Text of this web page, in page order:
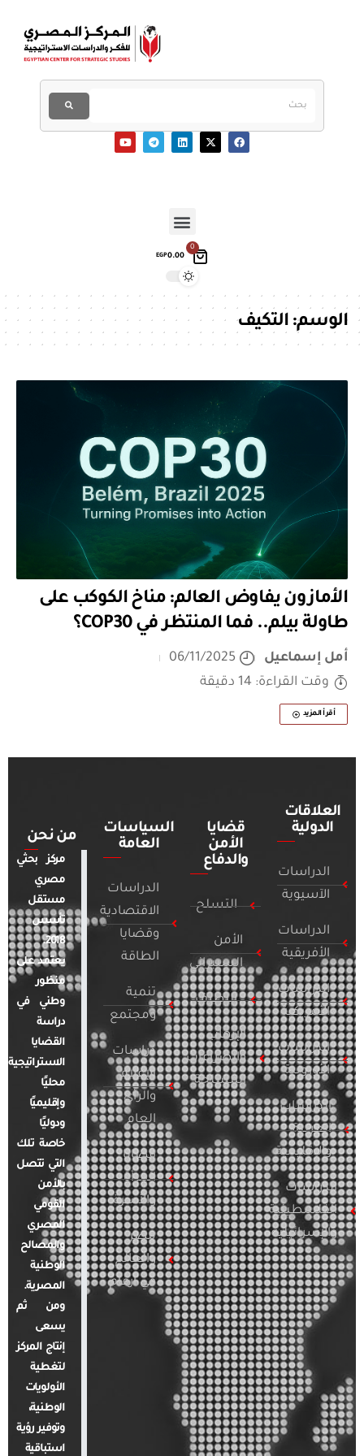
0
EGP0.00
الوسم:التكيف
الأمازون يفاوض العالم: مناخ الكوكب على
طاولة بيلم.. فما المنتظر في COP30؟
أمل إسماعيل
06/11/2025
وقت القراءة: 14 دقيقة
أقرأ المزيد
العلاقات
الدولية
الدراسات
الآسيوية
الدراسات
الأفريقية
الدراسات
الأمريكية
الدراسات
الأوروبية
الدراسات
العربية
والإقليمية
الدراسات
الفلسطينية
والإسرائيلية
قضايا
الأمن
والدفاع
التسلح
الأمن
السيبراني
التطرف
الإرهاب
والصراعات
المسلحة
السياسات
العامة
الدراسات
الاقتصادية
وقضايا
الطاقة
تنمية
ومجتمع
دراسات
الإعلام
والرأي
العام
قضايا
المرأة
والأسرة
مصر
والعالم
في أرقام
من نحن
مركز بحثي
مصري
مستقل
تأسس
2018.
يعتمد على
منظور
وطني في
دراسة
القضايا
الاستراتيجية
محليًا
وإقليميًا
ودوليًا
خاصة تلك
التي تتصل
بالأمن
القومي
المصري
والمصالح
الوطنية
المصرية.
ومن ثم
يسعى
إنتاج المركز
لتغطية
الأولويات
الوطنية،
وتوفير رؤية
استباقية